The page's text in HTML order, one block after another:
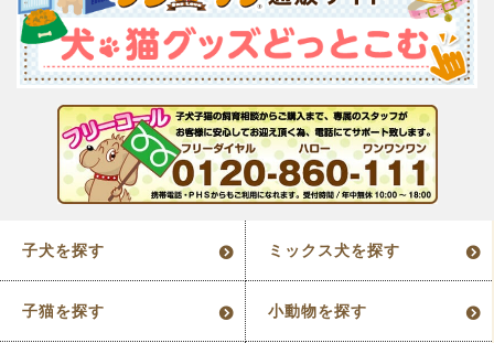
子犬を探す ミックス犬を探す
子猫を探す 小動物を探す